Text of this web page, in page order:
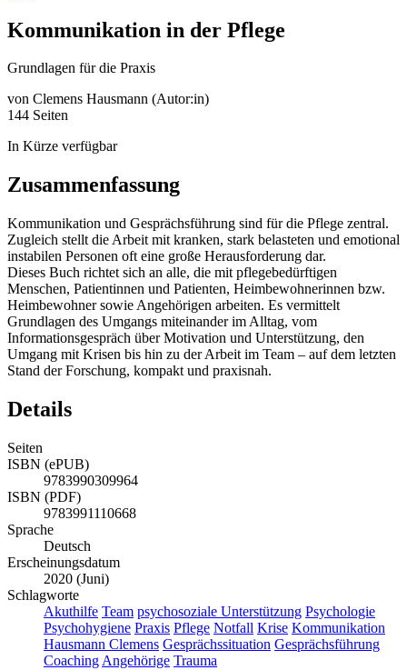
Kommunikation in der Pflege
Grundlagen für die Praxis
von Clemens Hausmann (Autor:in)
144 Seiten
In Kürze verfügbar
Zusammenfassung
Kommunikation und Gesprächsführung sind für die Pflege zentral.
Zugleich stellt die Arbeit mit kranken, stark belasteten und emotional
instabilen Personen oft eine große Herausforderung dar.
Dieses Buch richtet sich an alle, die mit pflegebedürftigen
Menschen, Patientinnen und Patienten, Heimbewohnerinnen bzw.
Heimbewohner sowie Angehörigen arbeiten. Es vermittelt
Grundlagen des Umgangs miteinander im Alltag, vom
Informationsgespräch über Motivation und Unterstützung, den
Umgang mit Krisen bis hin zu der Arbeit im Team – auf dem letzten
Stand der Forschung, kompakt und praxisnah.
Details
Seiten
ISBN (ePUB)
9783990309964
ISBN (PDF)
9783991110668
Sprache
Deutsch
Erscheinungsdatum
2020 (Juni)
Schlagworte
Akuthilfe Team psychosoziale Unterstützung Psychologie
Psychohygiene Praxis Pflege Notfall Krise Kommunikation
Hausmann Clemens Gesprächssituation Gesprächsführung
Coaching Angehörige Trauma